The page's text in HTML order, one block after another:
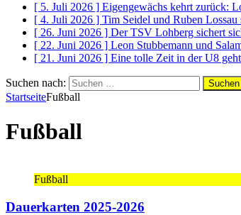
[ 5. Juli 2026 ] Eigengewächs kehrt zurück:
[ 4. Juli 2026 ] Tim Seidel und Ruben
[ 26. Juni 2026 ] Der TSV Lohberg sichert
[ 22. Juni 2026 ] Leon Stubbemann und
[ 21. Juni 2026 ] Eine tolle Zeit in der U8
Suchen nach:
StartseiteFußball
Fußball
Fußball
Dauerkarten 2025-2026